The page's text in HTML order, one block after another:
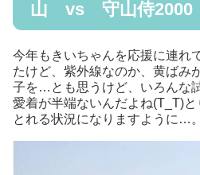
山 vs 守山侍2000
今年もきいちゃんを応援に連れ
たけど、紫外線なのか、黄ばみ
子を…とも思うけど、いろんな
愛着が半端ないんだよね(T_T)
とれる状況になりますように…。